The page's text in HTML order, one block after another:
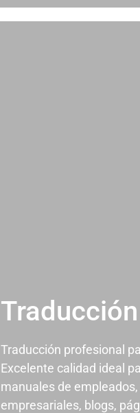
Traducción profesional
Excelente calidad ideal
manuales de
empresariales, blogs,